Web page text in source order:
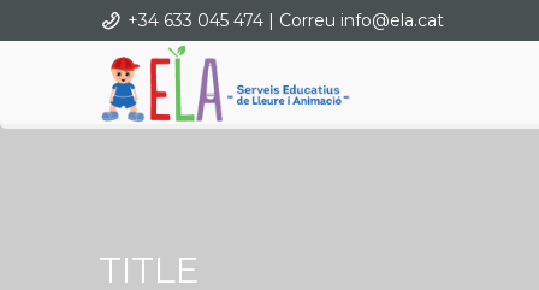
+34 633 045 474 | Correu info@ela.cat
TITLE